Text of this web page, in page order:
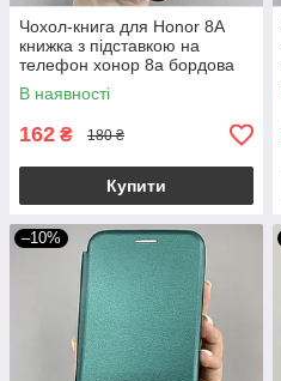
Чохол-книга для Honor 8A
книжка з підставкою на
телефон хонор 8а бордова
stn
В наявності
162 ₴ 180 ₴
Купити
–10%